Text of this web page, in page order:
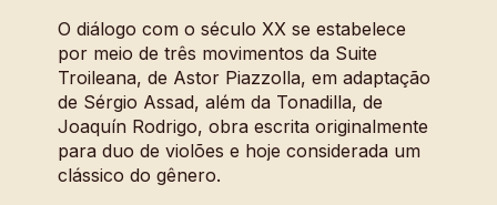
O diálogo com o século XX se estabelece
por meio de três movimentos da Suite
Troileana, de Astor Piazzolla, em adaptação
de Sérgio Assad, além da Tonadilla, de
Joaquín Rodrigo, obra escrita originalmente
para duo de violões e hoje considerada um
clássico do gênero.